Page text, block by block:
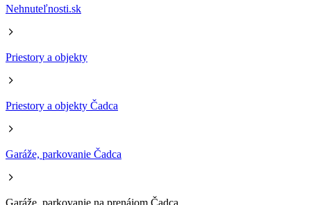
Nehnuteľnosti.sk
Priestory a objekty
Priestory a objekty Čadca
Garáže, parkovanie Čadca